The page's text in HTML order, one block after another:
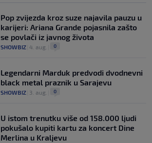
Pop zvijezda kroz suze najavila pauzu u
karijeri: Ariana Grande pojasnila zašto
se povlači iz javnog života
SHOWBIZ 4. aug. 0
Legendarni Marduk predvodi dvodnevni
black metal praznik u Sarajevu
SHOWBIZ 3. aug. 0
U istom trenutku više od 158.000 ljudi
pokušalo kupiti kartu za koncert Dine
Merlina u Kraljevu